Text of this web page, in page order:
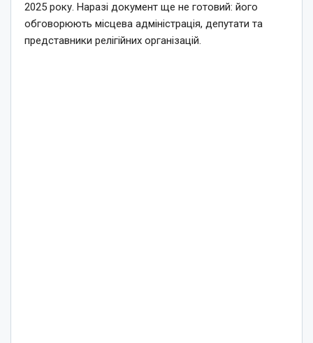
2025 року. Наразі документ ще не готовий: його
обговорюють місцева адміністрація, депутати та
представники релігійних організацій.